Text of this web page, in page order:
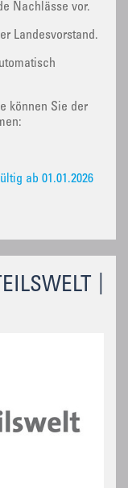
Nachlässe vor.
Landesvorstand.
können Sie der
ab 01.01.2026